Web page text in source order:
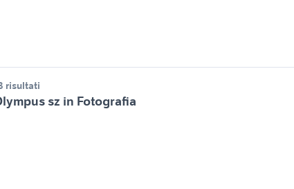
risultati
sz in Fotografia